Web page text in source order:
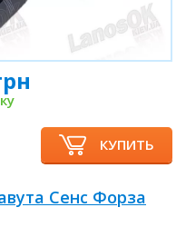
КУПИТЬ
Сенс Форза